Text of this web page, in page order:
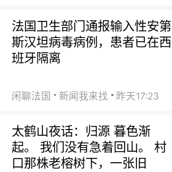
法国卫生部门通报输入性安第
斯汉坦病毒病例，患者已在西
班牙隔离
闲聊法国 新闻我来找 昨天17:23
太鹤山夜话：归源 暮色渐
起。 我们没有急着回山。 村
口那株老榕树下，一张旧